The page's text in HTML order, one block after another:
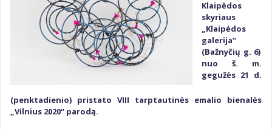
KONTAKTAI
LDS skyriai
Kūrybinės grupės
Kūrybiniai padaliniai
Galerijos
Klaipėdos
skyriaus
„Klaipėdos
galerija“
(Bažnyčių g. 6)
nuo š. m.
gegužės 21 d.
(penktadienio) pristato VIII tarptautinės emalio bienalės
„Vilnius 2020“ parodą.